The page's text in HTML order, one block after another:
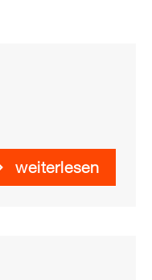
PDF
weiterlesen